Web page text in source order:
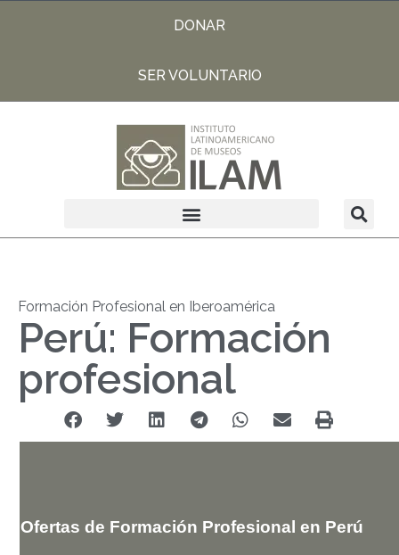
DONAR
SER VOLUNTARIO
Formación Profesional en Iberoamérica
Perú: Formación
profesional
Ofertas de Formación Profesional en Perú